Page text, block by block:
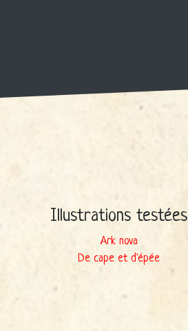
Illustrations testées
Ark nova
De cape et d'épée